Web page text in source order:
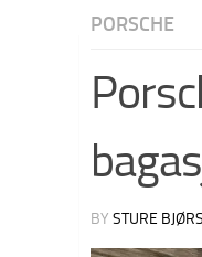
PORSCHE
BY STURE